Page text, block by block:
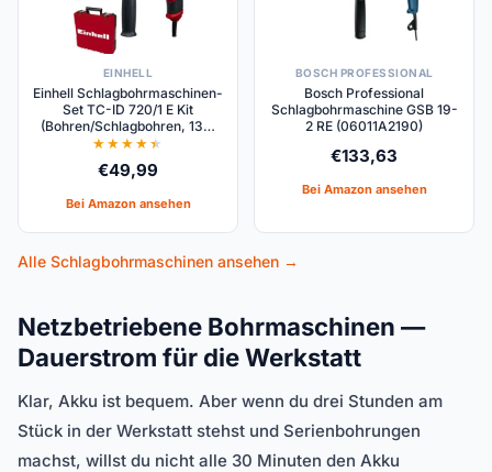
EINHELL
Einhell Schlagbohrmaschinen-
Set TC-ID 720/1 E Kit
(Bohren/Schlagbohren, 13…
€49,99
Bei Amazon ansehen
BOSCH PROFESSIONAL
Bosch Professional
Schlagbohrmaschine GSB 19-
2 RE (06011A2190)
€133,63
Bei Amazon ansehen
Alle Schlagbohrmaschinen ansehen →
Netzbetriebene Bohrmaschinen —
Dauerstrom für die Werkstatt
Klar, Akku ist bequem. Aber wenn du drei Stunden am
Stück in der Werkstatt stehst und Serienbohrungen
machst, willst du nicht alle 30 Minuten den Akku